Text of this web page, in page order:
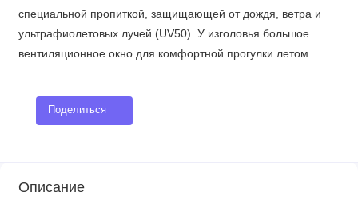
специальной пропиткой, защищающей от дождя, ветра и
ультрафиолетовых лучей (UV50). У изголовья большое
вентиляционное окно для комфортной прогулки летом.
Поделиться
Описание